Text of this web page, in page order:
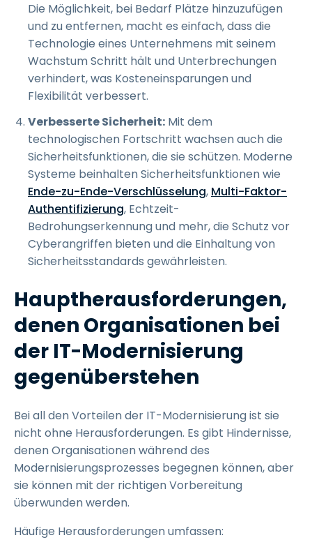
Die Möglichkeit, bei Bedarf Plätze hinzuzufügen
und zu entfernen, macht es einfach, dass die
Technologie eines Unternehmens mit seinem
Wachstum Schritt hält und Unterbrechungen
verhindert, was Kosteneinsparungen und
Flexibilität verbessert.
Verbesserte Sicherheit: Mit dem
technologischen Fortschritt wachsen auch die
Sicherheitsfunktionen, die sie schützen. Moderne
Systeme beinhalten Sicherheitsfunktionen wie
Ende-zu-Ende-Verschlüsselung, Multi-Faktor-
Authentifizierung, Echtzeit-
Bedrohungserkennung und mehr, die Schutz vor
Cyberangriffen bieten und die Einhaltung von
Sicherheitsstandards gewährleisten.
Hauptherausforderungen,
denen Organisationen bei
der IT-Modernisierung
gegenüberstehen
Bei all den Vorteilen der IT-Modernisierung ist sie
nicht ohne Herausforderungen. Es gibt Hindernisse,
denen Organisationen während des
Modernisierungsprozesses begegnen können, aber
sie können mit der richtigen Vorbereitung
überwunden werden.
Häufige Herausforderungen umfassen: